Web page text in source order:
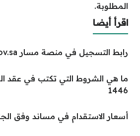
المطلوبة.
اقرأ أيضا
رابط التسجيل في منصة مسار masar.gov.sa
ما هي الشروط التي تكتب في عقد
1446
أسعار الاستقدام في مساند وفق